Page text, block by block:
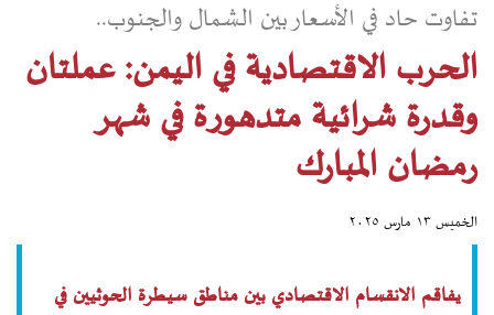
تفاوت حاد في الأسعار بين الشمال والجنوب..
الحرب الاقتصادية في اليمن: عملتان
وقدرة شرائية متدهورة في شهر
رمضان المبارك
الخميس ١٣ مارس ٢٠٢٥
يفاقم الانقسام الاقتصادي بين مناطق سيطرة الحوثيين في